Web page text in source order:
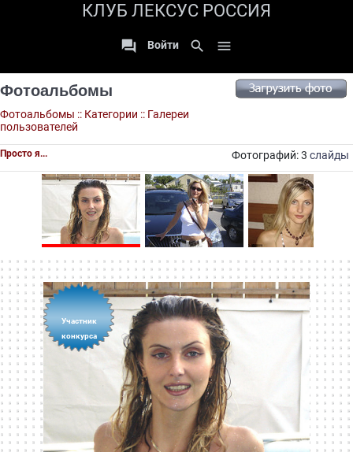
КЛУБ ЛЕКСУС РОССИЯ
 Войти search 
Фотоальбомы
Фотоальбомы :: Категории :: Галереи
пользователей
Фотографий: 3 слайды
Просто я...
Участник
конкурса